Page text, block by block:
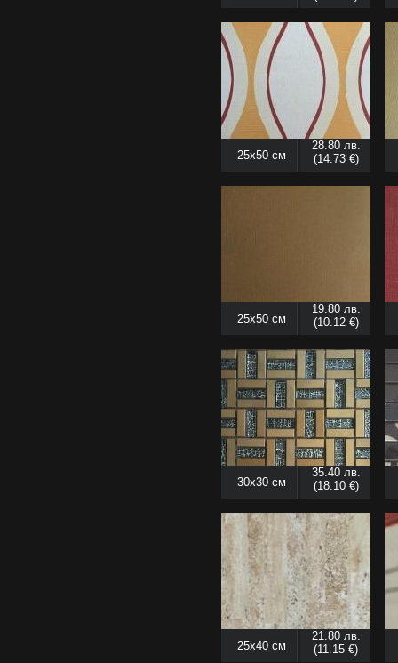
25x50 см
28.80 лв.
(14.73 €)
25x50 см
19.80 лв.
(10.12 €)
30x30 см
35.40 лв.
(18.10 €)
25x40 см
21.80 лв.
(11.15 €)